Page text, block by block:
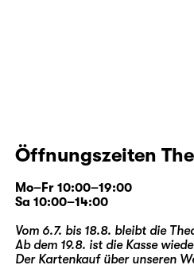
Öffnungszeiten
Mo–Fr 10:00–19:00
Sa 10:00–14:00
Vom 6.7. bis 18.8. bleibt die
Ab dem 19.8. ist die Kasse
Der Kartenkauf über unseren